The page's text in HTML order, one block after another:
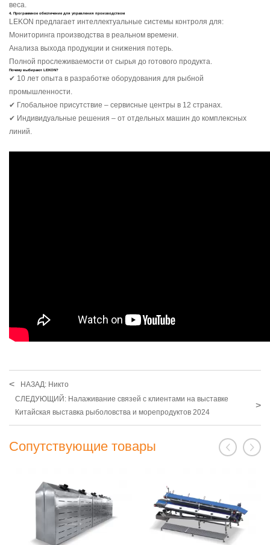
веса.
4. Программное обеспечение для управления производством
LEKON предлагает интеллектуальные системы контроля для:
Мониторинга производства в реальном времени.
Анализа выхода продукции и снижения потерь.
Полной прослеживаемости от сырья до готового продукта.
Почему выбирают LEKON?
✔ 10 лет опыта в разработке оборудования для рыбной
промышленности.
✔ Глобальное присутствие – сервисные центры в 12 странах.
✔ Индивидуальные решения – от отдельных машин до комплексных
линий.
<
НАЗАД: Никто
СЛЕДУЮЩИЙ: Налаживание связей с клиентами на выставке
Китайская выставка рыболовства и морепродуктов 2024
>
Сопутствующие товары